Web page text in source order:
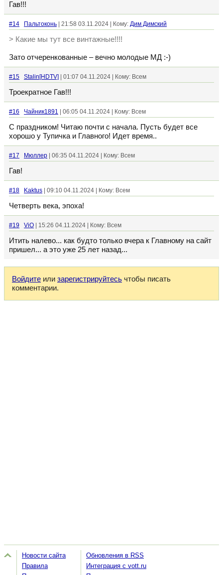
Гав!!!
#14 Пальтоконь | 21:58 03.11.2024 | Кому: Дим Димский
> Какие мы тут все винтажные!!!!
Зато отчеренкованные – вечно молодые МД :-)
#15 Stalin[HDTV] | 01:07 04.11.2024 | Кому: Всем
Троекратное Гав!!!
#16 Чайник1891 | 06:05 04.11.2024 | Кому: Всем
С праздником! Читаю почти с начала. Пусть будет все
хорошо у Тупичка и Главного! Идет время..
#17 Мюллер | 06:35 04.11.2024 | Кому: Всем
Гав!
#18 Kaktus | 09:10 04.11.2024 | Кому: Всем
Четверть века, эпоха!
#19 ViO | 15:26 04.11.2024 | Кому: Всем
Итить налево... как будто только вчера к Главному на сайт
пришел... а это уже 25 лет назад...
Войдите или зарегистрируйтесь чтобы писать
комментарии.
Новости сайта
Правила
Обновления в RSS
Интеграция с vott.ru